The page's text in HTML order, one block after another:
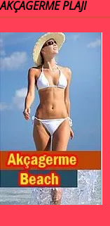
AKÇAGERME PLAJI